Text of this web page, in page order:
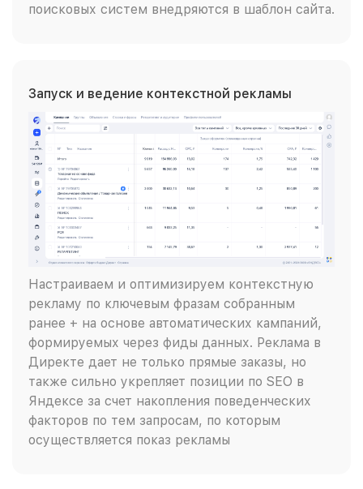
поисковых систем внедряются в шаблон сайта.
Запуск и ведение контекстной рекламы
Настраиваем и оптимизируем контекстную
рекламу по ключевым фразам собранным
ранее + на основе автоматических кампаний,
формируемых через фиды данных. Реклама в
Директе дает не только прямые заказы, но
также сильно укрепляет позиции по SEO в
Яндексе за счет накопления поведенческих
факторов по тем запросам, по которым
осуществляется показ рекламы